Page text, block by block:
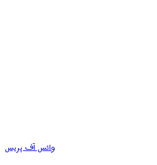
وائس آف پریس